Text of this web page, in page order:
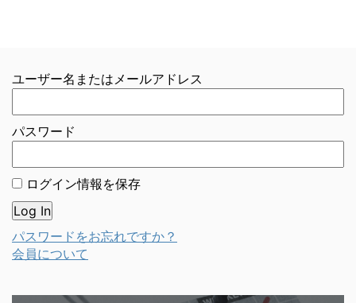
ユーザー名またはメールアドレス
パスワード
ログイン情報を保存
パスワードをお忘れですか？
会員について